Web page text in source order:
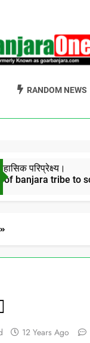
RANDOM NEWS
परिप्रेक्ष्य।
tribe to
12 Years Ago